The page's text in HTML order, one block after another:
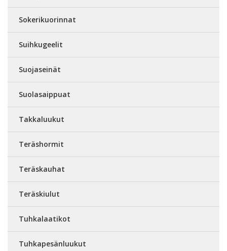
Sokerikuorinnat
Suihkugeelit
Suojaseinät
Suolasaippuat
Takkaluukut
Teräshormit
Teräskauhat
Teräskiulut
Tuhkalaatikot
Tuhkapesänluukut